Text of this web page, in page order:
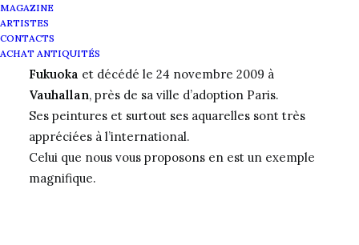
MAGAZINE
ARTISTES
CONTACTS
ACHAT ANTIQUITÉS
Yasse Tabuchi
Yasukazu Tabuchi
Fukuoka et décédé le 24 novembre 2009 à
Vauhallan, près de sa ville d’adoption Paris.
Ses peintures et surtout ses aquarelles sont très
appréciées à l’international.
Celui que nous vous proposons en est un exemple
magnifique.